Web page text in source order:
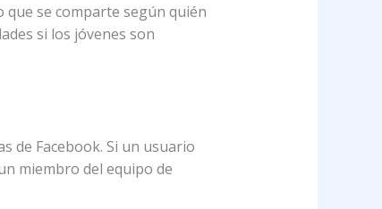
se comparte según quién
si los jóvenes son
de Facebook. Si un usuario
miembro del equipo de